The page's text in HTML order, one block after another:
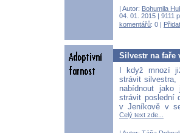
| Autor: Bohumila
04. 01. 2015 | 9111
komentářů: 0 |
Silvestr na faře
I když mnozí
strávit silvestra,
nabídnout jako
strávit poslední
v Jeníkově v
Celý text zde...